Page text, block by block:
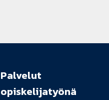
Palvelut
opiskelijatyönä